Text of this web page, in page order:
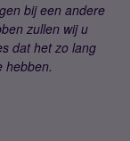
bij een andere
zullen wij u
dat het zo lang
hebben.